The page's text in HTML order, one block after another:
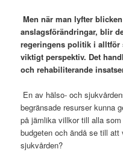
Men när man lyfter
anslagsförändringar, blir
regeringens politik i alltför
viktigt perspektiv. Det
och rehabiliterande
En av hälso- och
begränsade resurser kunna
på jämlika villkor till alla
budgeten och ändå se till
sjukvården?